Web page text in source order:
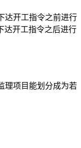
达开工指令之前进行
达开工指令之后进行
理项目能划分成为若